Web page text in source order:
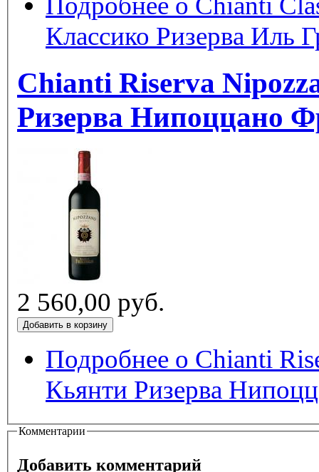
Классико Ризерва Иль
Chianti Riserva Nipozzano
Ризерва Нипоццано
2 560,00 руб.
Подробнее о Chianti
Кьянти Ризерва
Комментарии
Добавить комментарий